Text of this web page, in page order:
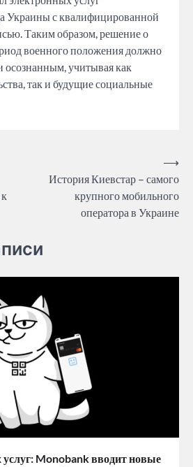
Украины с квалифицированной
Таким образом, решение о
военного положения должно
учитывая как
так и будущие социальные
История Киевстар – самого
крупного мобильного
оператора в Украине
⟶
Monobank вводит новые